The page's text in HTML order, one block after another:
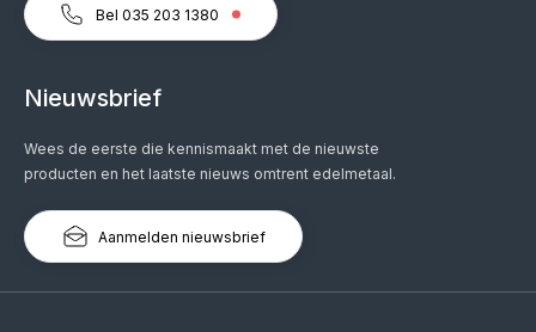
Bel 035 203 1380
Nieuwsbrief
Wees de eerste die kennismaakt met de nieuwste
producten en het laatste nieuws omtrent edelmetaal.
Aanmelden nieuwsbrief